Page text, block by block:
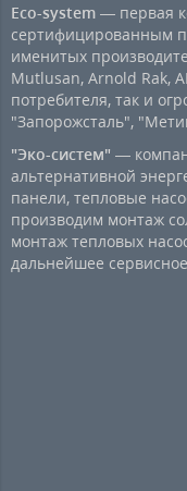
Eco-system — первая
сертифицированным
именитых
Mutlusan, Arnold Rak,
потребителя, так и
"Запорожсталь",
"Эко-систем" —
альтернативной
панели, тепловые
производим монтаж
монтаж тепловых
дальнейшее